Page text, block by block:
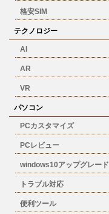
格安SIM
テクノロジー
AI
AR
VR
パソコン
PCカスタマイズ
PCレビュー
windows10アップグレード
トラブル対応
便利ツール